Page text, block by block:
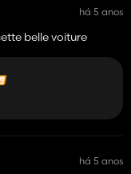
há 5 anos
belle voiture
há 5 anos